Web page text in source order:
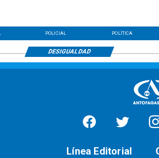
POLICIAL POLÍTICA
DESIGUALDAD
Línea Editorial